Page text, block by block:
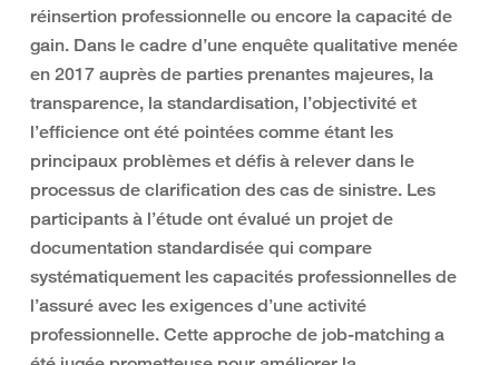
réinsertion professionnelle ou encore la capacité de
gain. Dans le cadre d’une enquête qualitative menée
en 2017 auprès de parties prenantes majeures, la
transparence, la standardisation, l’objectivité et
l’efficience ont été pointées comme étant les
principaux problèmes et défis à relever dans le
processus de clarification des cas de sinistre. Les
participants à l’étude ont évalué un projet de
documentation standardisée qui compare
systématiquement les capacités professionnelles de
l’assuré avec les exigences d’une activité
professionnelle. Cette approche de job-matching a